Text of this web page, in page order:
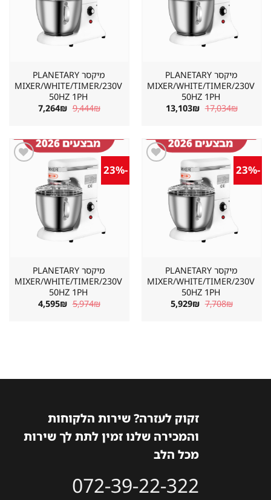
מיקסר PLANETARY
MIXER/WHITE/TIMER/230V
50HZ 1PH
17,034 המחיר
המקורי
13,103 ₪ המחיר
הנוכחי
מיקסר PLANETARY
MIXER/WHITE/TIMER/230V
50HZ 1PH
9,444 המחיר
המקורי
7,264 ₪ המחיר
הנוכחי
במועדפים
מיקסר PLANETARY
MIXER/WHITE/TIMER/230V
50HZ 1PH
7,708 המחיר
5,929 ₪ המחיר
הנוכחי
במועדפים
מיקסר PLANETARY
MIXER/WHITE/TIMER/230V
50HZ 1PH
5,974 המחיר
4,595 ₪ המחיר
הנוכחי
זקוק לעזרה? שירות הלקוחות
והמכירה שלנו זמין לתת לך שירות
מכל הלב
072-39-22-322